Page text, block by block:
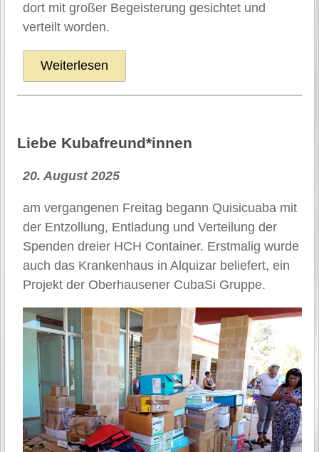
dort mit großer Begeisterung gesichtet und
verteilt worden.
Weiterlesen
Liebe Kubafreund*innen
20. August 2025
am vergangenen Freitag begann Quisicuaba mit
der Entzollung, Entladung und Verteilung der
Spenden dreier HCH Container. Erstmalig wurde
auch das Krankenhaus in Alquizar beliefert, ein
Projekt der Oberhausener CubaSi Gruppe.